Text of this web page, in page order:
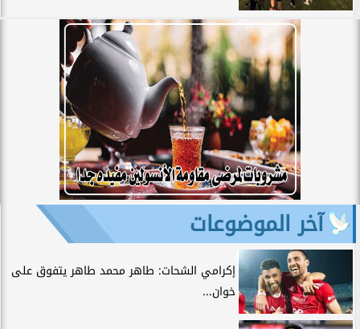
آخر الموضوعات
إكرامي الشحات: طاهر محمد طاهر يتفوق على
خوان...